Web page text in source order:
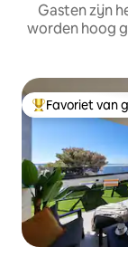
Gasten zijn
worden hoog
Topfavoriet
Favoriet van